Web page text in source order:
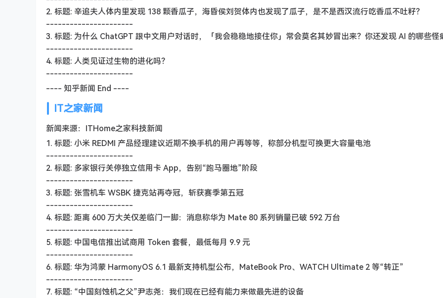
2. 标题: 辛追夫人体内里发现 138 颗香瓜子，海昏侯刘贺体内也发现了瓜子，是不是西汉流行吃香瓜不吐籽？
----------------------
3. 标题: 为什么 ChatGPT 跟中文用户对话时，「我会稳稳地接住你」常会莫名其妙冒出来？你还发现 AI 的哪些怪
----------------------
4. 标题: 人类见证过生物的进化吗？
----------------------
---- 知乎新闻 End ----
IT之家新闻
新闻来源：ITHome之家科技新闻
1. 标题: 小米 REDMI 产品经理建议近期不换手机的用户再等等，称部分机型可换更大容量电池
----------------------
2. 标题: 多家银行关停独立信用卡 App，告别“跑马圈地”阶段
----------------------
3. 标题: 张雪机车 WSBK 捷克站再夺冠，斩获赛季第五冠
----------------------
4. 标题: 距离 600 万大关仅差临门一脚：消息称华为 Mate 80 系列销量已破 592 万台
----------------------
5. 标题: 中国电信推出试商用 Token 套餐，最低每月 9.9 元
----------------------
6. 标题: 华为鸿蒙 HarmonyOS 6.1 最新支持机型公布，MateBook Pro、WATCH Ultimate 2 等“转正”
----------------------
7. 标题: “中国刻蚀机之父”尹志尧：我们现在已经有能力来做最先进的设备